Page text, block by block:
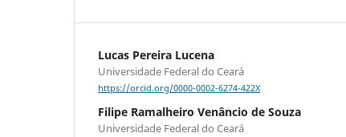
Lucas Pereira Lucena
Universidade Federal do Ceará
https://orcid.org/0000-0002-6274-422X
Filipe Ramalheiro Venâncio de Souza
Universidade Federal do Ceará